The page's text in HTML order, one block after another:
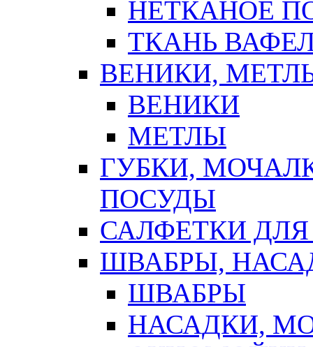
НЕТКАНОЕ
ТКАНЬ
ВЕНИКИ,
ВЕНИКИ
МЕТЛЫ
ГУБКИ,
ПОСУДЫ
САЛФЕТКИ
ШВАБРЫ,
ШВАБРЫ
НАСАДКИ,